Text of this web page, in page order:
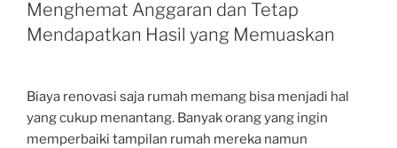
Menghemat Anggaran dan Tetap
Mendapatkan Hasil yang Memuaskan
Biaya renovasi saja rumah memang bisa menjadi hal
yang cukup menantang. Banyak orang yang ingin
memperbaiki tampilan rumah mereka namun